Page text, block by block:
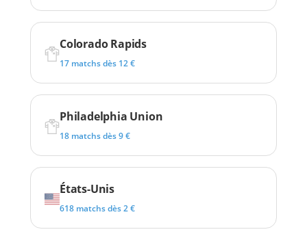
Colorado Rapids
17 matchs dès 12 €
Philadelphia Union
18 matchs dès 9 €
États-Unis
618 matchs dès 2 €